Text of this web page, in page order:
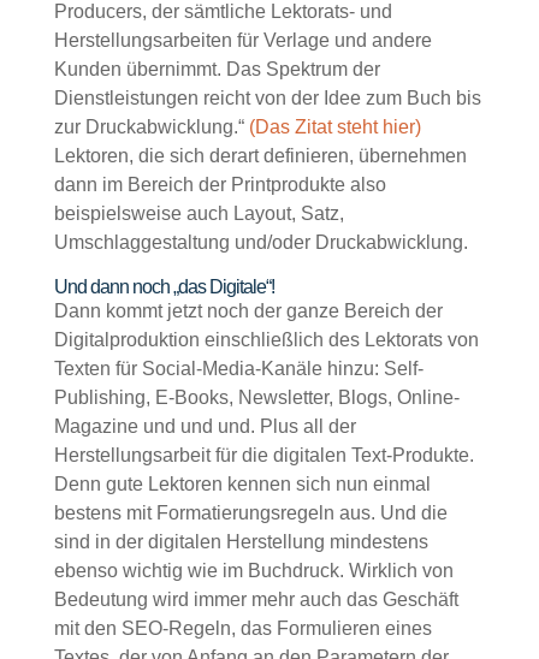
Producers, der sämtliche Lektorats- und
Herstellungsarbeiten für Verlage und andere
Kunden übernimmt. Das Spektrum der
Dienstleistungen reicht von der Idee zum Buch bis
zur Druckabwicklung.“ (Das Zitat steht hier)
Lektoren, die sich derart definieren, übernehmen
dann im Bereich der Printprodukte also
beispielsweise auch Layout, Satz,
Umschlaggestaltung und/oder Druckabwicklung.
Und dann noch „das Digitale“!
Dann kommt jetzt noch der ganze Bereich der
Digitalproduktion einschließlich des Lektorats von
Texten für Social-Media-Kanäle hinzu: Self-
Publishing, E-Books, Newsletter, Blogs, Online-
Magazine und und und. Plus all der
Herstellungsarbeit für die digitalen Text-Produkte.
Denn gute Lektoren kennen sich nun einmal
bestens mit Formatierungsregeln aus. Und die
sind in der digitalen Herstellung mindestens
ebenso wichtig wie im Buchdruck. Wirklich von
Bedeutung wird immer mehr auch das Geschäft
mit den SEO-Regeln, das Formulieren eines